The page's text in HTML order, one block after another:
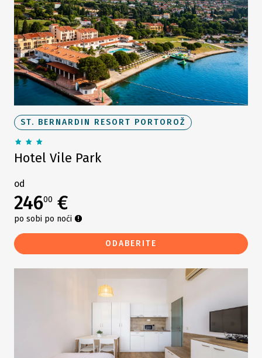
ST. BERNARDIN RESORT PORTOROŽ
Hotel Vile Park
od
24600 €
po sobi po noći
ODABERITE